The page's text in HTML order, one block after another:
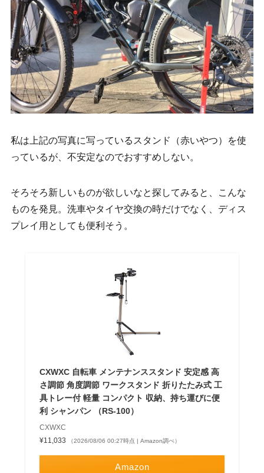
私は上記の写真に写っているスタンド（赤いやつ）を使
っているが、不安定なのでおすすめしない。
そろそろ新しいものが欲しいなと探してみると、こんな
ものを発見。洗車やタイヤ交換の時だけでなく、ディス
プレイ用としても便利そう。
CXWXC 自転車 メンテナンススタンド 安定感 高
さ調節 角度調節 ワークスタンド 折りたたみ式 工
具トレー付 軽量 コンパクト 収納、持ち運びに便
利 シャンパン （RS-100）
CXWXC
¥11,033
（2026/08/06 00:27時点 | Amazon調べ）
Amazon